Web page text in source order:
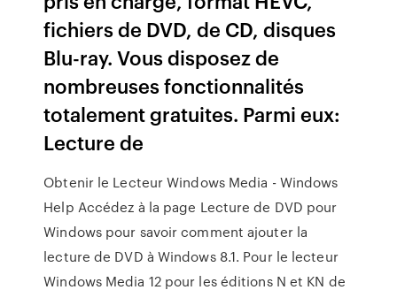
fichiers de DVD, de CD, disques
Blu-ray. Vous disposez de
nombreuses fonctionnalités
totalement gratuites. Parmi eux: ️
Lecture de
Obtenir le Lecteur Windows Media - Windows
Help Accédez à la page Lecture de DVD pour
Windows pour savoir comment ajouter la
lecture de DVD à Windows 8.1. Pour le lecteur
Windows Media 12 pour les éditions N et KN de